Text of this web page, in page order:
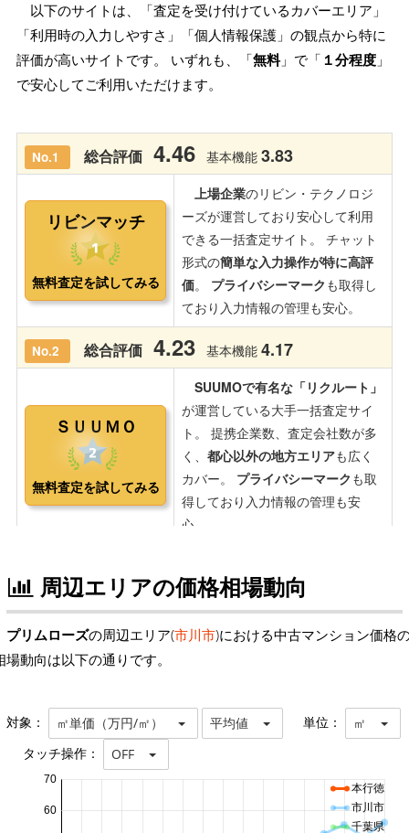
以下のサイトは、「査定を受け付けているカバーエリア」
「利用時の入力しやすさ」「個人情報保護」の観点から特に
評価が高いサイトです。 いずれも、「無料」で「 １分程度 」
で安心してご利用いただけます。
周辺エリアの価格相場動向
プリムローズの周辺エリア(市川市)における中古マンション価格
場動向は以下の通りです。
対象： ㎡単価（万円/㎡） 平均値 単位： ㎡
タッチ操作： OFF
60
70
本行徳
市川市
千葉県